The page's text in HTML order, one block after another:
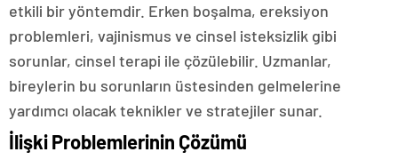
etkili bir yöntemdir. Erken boşalma, ereksiyon
problemleri, vajinismus ve cinsel isteksizlik gibi
sorunlar, cinsel terapi ile çözülebilir. Uzmanlar,
bireylerin bu sorunların üstesinden gelmelerine
yardımcı olacak teknikler ve stratejiler sunar.
İlişki Problemlerinin Çözümü